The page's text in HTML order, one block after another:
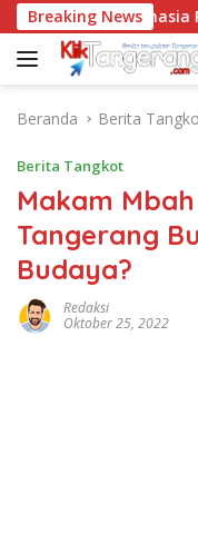
Langsung
ke
konten
Breaking News
Lantai, Rahasia
Beranda Berita
Berita Tangkot
Makam
Tangerang
Budaya?
Redaksi
Oktober 25, 2022